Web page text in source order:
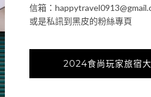
信箱：
或是私訊到黑皮的粉絲專頁
2024食尚玩家旅宿